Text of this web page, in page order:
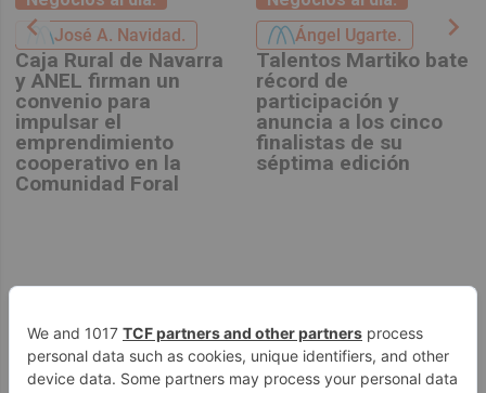
chevron_left José A. Navidad.
Caja Rural de Navarra
y ANEL firman un
convenio para
impulsar el
emprendimiento
cooperativo en la
Comunidad Foral
Ángel Ugarte.
Talentos Martiko bate
récord de
participación y
anuncia a los cinco
finalistas de su
séptima edición
chevron_right